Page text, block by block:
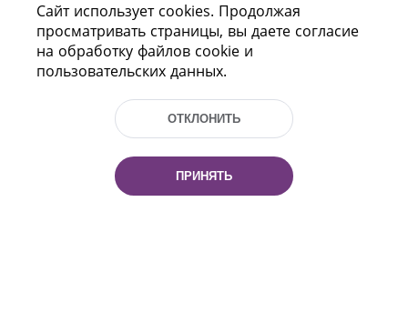
Пр-т Независимости 116
г. Минск, Республика Беларусь, 220114
Тел.: (+375 17) 368 37 37, Факс: (+375 17)
Сайт использует cookies. Продолжая
просматривать страницы, вы даете согласие
на обработку файлов cookie и
пользовательских данных.
ОТКЛОНИТЬ
ПРИНЯТЬ